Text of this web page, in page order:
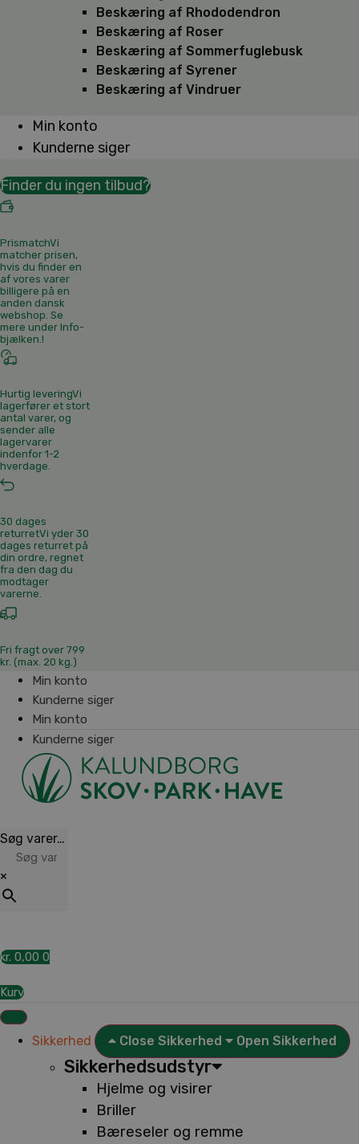
Beskæring af Rhododendron
Beskæring af Roser
Beskæring af Sommerfuglebusk
Beskæring af Syrener
Beskæring af Vindruer
Min konto
Kunderne siger
Finder du ingen tilbud?
PrismatchVi
matcher prisen,
hvis du finder en
af vores varer
billigere på en
anden dansk
webshop. Se
mere under Info-
bjælken.!
Hurtig leveringVi
lagerfører et stort
antal varer, og
sender alle
lagervarer
indenfor 1-2
hverdage.
30 dages
returretVi yder 30
dages returret på
din ordre, regnet
fra den dag du
modtager
varerne.
Fri fragt over 799
kr. (max. 20 kg.)
Min konto
Kunderne siger
Min konto
Kunderne siger
Søg varer…
×
kr. 0,00 0
Kurv
Sikkerhed Close Sikkerhed Open Sikkerhed
Sikkerhedsudstyr
Hjelme og visirer
Briller
Bæreseler og remme